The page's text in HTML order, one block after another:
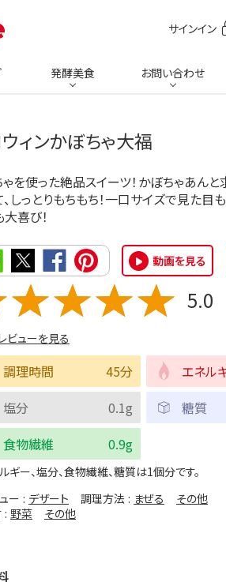
サインイン
発酵美食 お問い合わせ
ィンかぼちゃ大福
を使った絶品スイーツ！かぼちゃあんと
しっとりもちもち！一口サイズで見た目
喜び！
動画を見る
5.0
ビューを見る
調理時間 45分 エネル
塩分
0.1g 糖質
食物繊維
0.9g
ギー、塩分、食物繊維、糖質は1個分です。
ー
デザート 調理方法 まぜる
その他
野菜 その他